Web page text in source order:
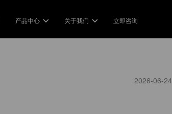
产品中心 关于我们 立即咨询
2026-06-24